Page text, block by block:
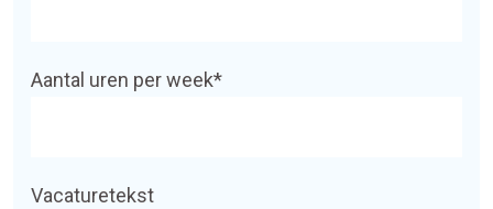
Aantal uren per week*
Vacaturetekst